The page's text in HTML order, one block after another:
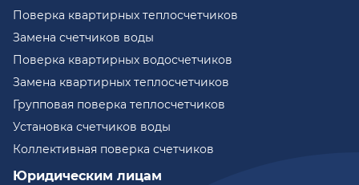
Поверка квартирных теплосчетчиков
Замена счетчиков воды
Поверка квартирных водосчетчиков
Замена квартирных теплосчетчиков
Групповая поверка теплосчетчиков
Установка счетчиков воды
Коллективная поверка счетчиков
Юридическим лицам